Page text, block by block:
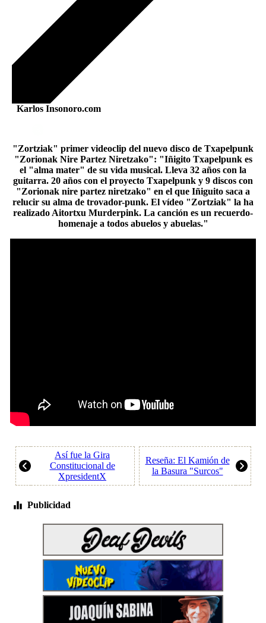
Karlos Insonoro.com
"Zortziak" primer videoclip del nuevo disco de Txapelpunk
"Zorionak Nire Partez Niretzako": "Iñigito Txapelpunk es
el "alma mater" de su vida musical. Lleva 32 años con la
guitarra. 20 años con el proyecto Txapelpunk y 9 discos con
"Zorionak nire partez niretzako" en el que Iñiguito saca a
relucir su alma de trovador-punk. El vídeo "Zortziak" la ha
realizado Aitortxu Murderpink. La canción es un recuerdo-
homenaje a todos abuelos y abuelas."
Así fue la Gira
Constitucional de
XpresidentX
Reseña: El Kamión de
la Basura "Surcos"
Publicidad